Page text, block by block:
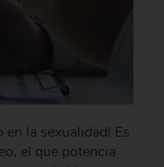
en la sexualidad! Es
el que potencia